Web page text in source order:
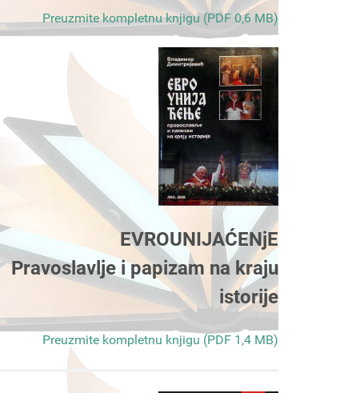
Preuzmite kompletnu knjigu (PDF 0,6 MB)
EVROUNIJAĆENjE
Pravoslavlje i papizam na kraju
istorije
Preuzmite kompletnu knjigu (PDF 1,4 MB)